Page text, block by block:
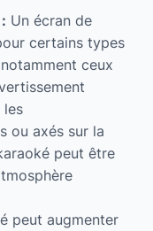
Un écran de
certains types
ceux
les
ou axés sur la
peut être
peut augmenter